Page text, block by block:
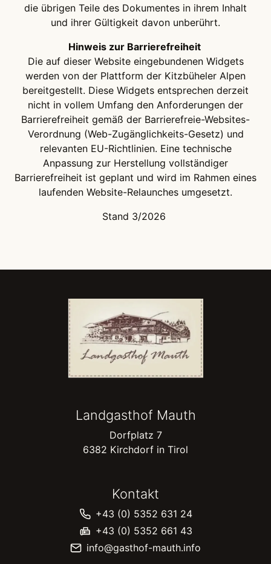
die übrigen Teile des Dokumentes in ihrem Inhalt
und ihrer Gültigkeit davon unberührt.
Hinweis zur Barrierefreiheit
Die auf dieser Website eingebundenen Widgets
werden von der Plattform der Kitzbüheler Alpen
bereitgestellt. Diese Widgets entsprechen derzeit
nicht in vollem Umfang den Anforderungen der
Barrierefreiheit gemäß der Barrierefreie-Websites-
Verordnung (Web-Zugänglichkeits-Gesetz) und
relevanten EU-Richtlinien. Eine technische
Anpassung zur Herstellung vollständiger
Barrierefreiheit ist geplant und wird im Rahmen eines
laufenden Website-Relaunches umgesetzt.
Stand 3/2026
Landgasthof Mauth
Dorfplatz 7
6382 Kirchdorf in Tirol
Kontakt
+43 (0) 5352 631 24
+43 (0) 5352 661 43
info@gasthof-mauth.info